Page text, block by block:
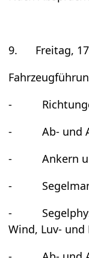
9. Frei­tag, 17.
-
- Ab- und
- Ankern
-
-
Wind, Luv-